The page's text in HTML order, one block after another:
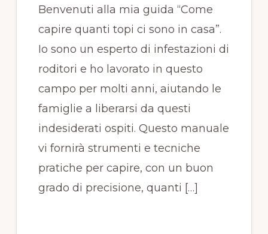
Benvenuti alla mia guida “Come
capire quanti topi ci sono in casa”.
Io sono un esperto di infestazioni di
roditori e ho lavorato in questo
campo per molti anni, aiutando le
famiglie a liberarsi da questi
indesiderati ospiti. Questo manuale
vi fornirà strumenti e tecniche
pratiche per capire, con un buon
grado di precisione, quanti […]